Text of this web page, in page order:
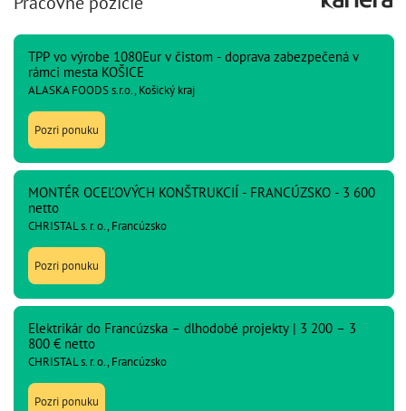
TPP vo výrobe 1080Eur v čistom - doprava zabezpečená v
rámci mesta KOŠICE
ALASKA FOODS s.r.o., Košický kraj
Pozri ponuku
MONTÉR OCEĽOVÝCH KONŠTRUKCIÍ - FRANCÚZSKO - 3 600
netto
CHRISTAL s. r. o., Francúzsko
Pozri ponuku
Elektrikár do Francúzska – dlhodobé projekty | 3 200 – 3
800 € netto
CHRISTAL s. r. o., Francúzsko
Pozri ponuku